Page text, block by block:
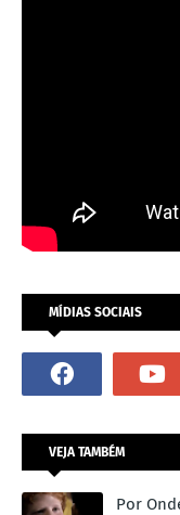
MÍDIAS SOCIAIS
VEJA TAMBÉM
Por